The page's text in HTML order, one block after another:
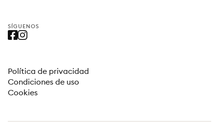
SÍGUENOS
Política de privacidad
Condiciones de uso
Cookies